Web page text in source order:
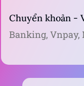
Chuyển khoản -
Banking, Vnpay,